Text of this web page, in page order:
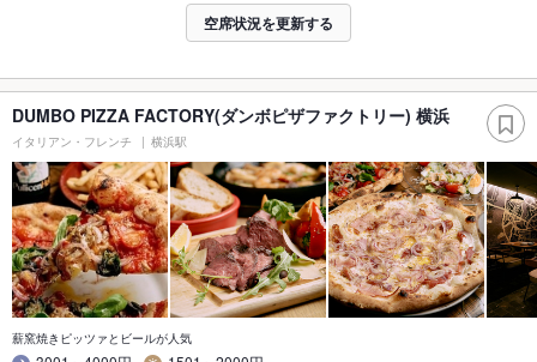
空席状況を更新する
DUMBO PIZZA FACTORY(ダンボピザファクトリー) 横浜
イタリアン・フレンチ 横浜駅
薪窯焼きピッツァとビールが人気